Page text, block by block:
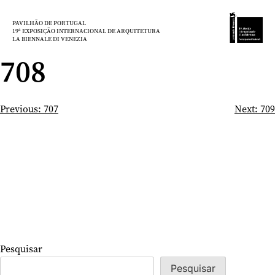
paraPAVILHÃO DE PORTUGAL
19ª EXPOSIÇÃO INTERNACIONAL DE ARQUITETURA
LA BIENNALE DI VENEZIA
708
Navegação
Previous: 707 Next: 709
Pesquisar
Pesquisar